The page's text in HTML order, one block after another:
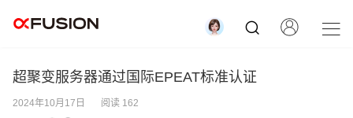
超聚变服务器通过国际EPEAT标准认证
2024年10月17日
阅读 162